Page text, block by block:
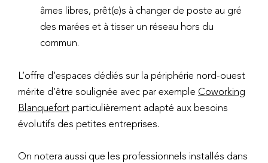
âmes libres, prêt(e)s à changer de poste au gré
des marées et à tisser un réseau hors du
commun.
L’offre d’espaces dédiés sur la périphérie nord-ouest
mérite d’être soulignée avec par exemple Coworking
Blanquefort particulièrement adapté aux besoins
évolutifs des petites entreprises.
On notera aussi que les professionnels installés dans